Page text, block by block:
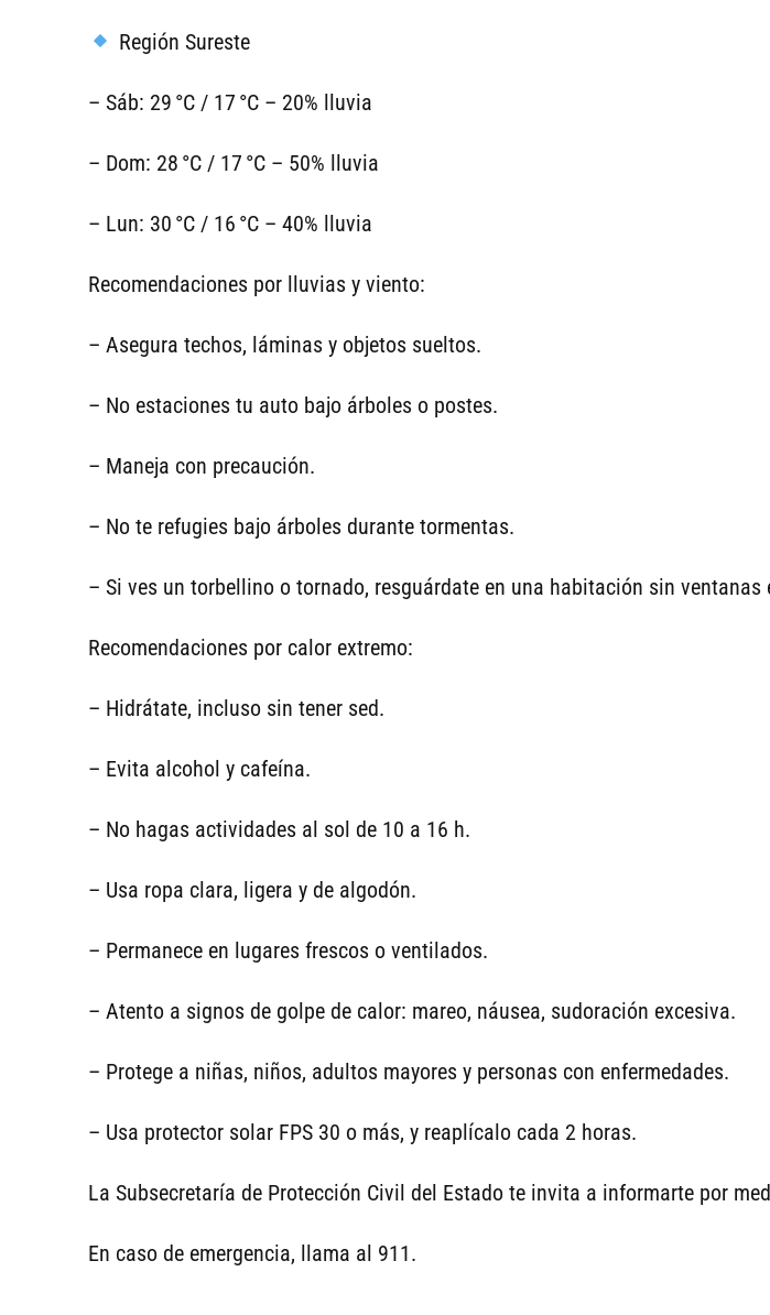
Región Sureste
– Sáb: 29 °C / 17 °C – 20% lluvia
– Dom: 28 °C / 17 °C – 50% lluvia
– Lun: 30 °C / 16 °C – 40% lluvia
Recomendaciones por lluvias y viento:
– Asegura techos, láminas y objetos sueltos.
– No estaciones tu auto bajo árboles o postes.
– Maneja con precaución.
– No te refugies bajo árboles durante tormentas.
– Si ves un torbellino o tornado, resguárdate en una habitación sin ventanas
Recomendaciones por calor extremo:
– Hidrátate, incluso sin tener sed.
– Evita alcohol y cafeína.
– No hagas actividades al sol de 10 a 16 h.
– Usa ropa clara, ligera y de algodón.
– Permanece en lugares frescos o ventilados.
– Atento a signos de golpe de calor: mareo, náusea, sudoración excesiva.
– Protege a niñas, niños, adultos mayores y personas con enfermedades.
– Usa protector solar FPS 30 o más, y reaplícalo cada 2 horas.
La Subsecretaría de Protección Civil del Estado te invita a informarte por
En caso de emergencia, llama al 911.